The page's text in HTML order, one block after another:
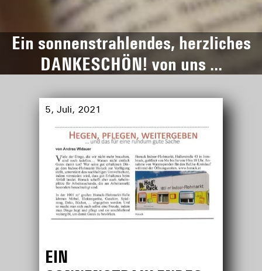
Ein sonnenstrahlendes, herzliches
DANKESCHÖN! von uns …
5, Juli, 2021
EIN